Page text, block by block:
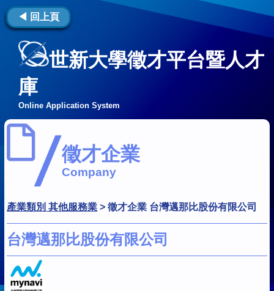
◀ 回上頁
世新大學徵才平台暨人才
庫
Online Application System
徵才企業
Company
產業類別 其他服務業 >徵才企業 台灣邁那比股份有限公司
台灣邁那比股份有限公司